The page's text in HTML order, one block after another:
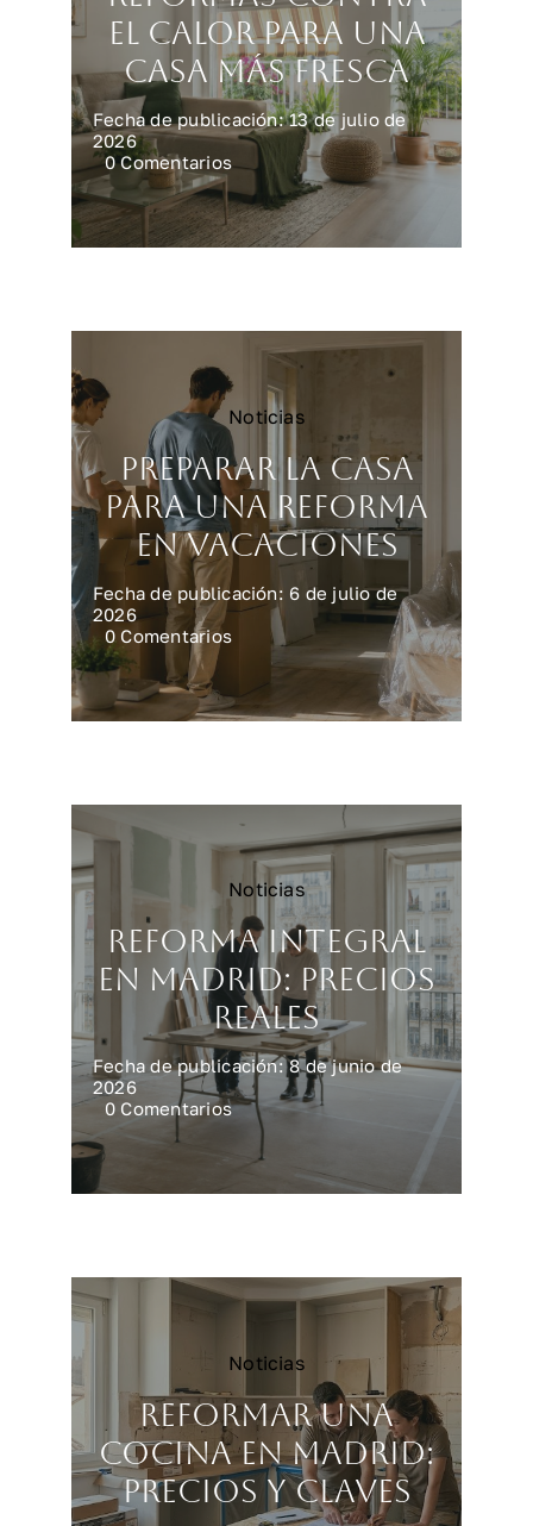
el calor para una
casa más fresca
Fecha de publicación: 13 de julio de
2026
0 Comentarioson
Reformas
contra
el
calor
más
fresca
Noticias
Preparar la casa
para una reforma
en vacaciones
Fecha de publicación: 6 de julio de
2026
0 Comentarioson
casa
para
vacaciones
Noticias
Reforma integral
en Madrid: precios
reales
Fecha de publicación: 8 de junio de
2026
0 Comentarioson
Reforma
integral
Madrid:
Noticias
Reformar una
cocina en Madrid:
precios y claves